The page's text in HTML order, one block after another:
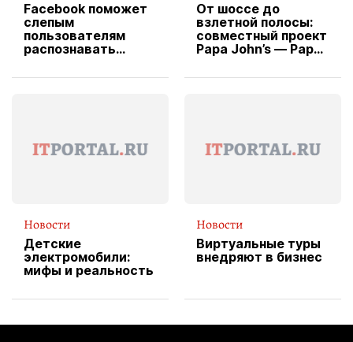
Facebook поможет
слепым
пользователям
распознавать
От шоссе до
взлетной полосы:
совместный проект
Papa John’s — Papa
вводит
Новости
Детские
электромобили:
мифы и реальность
Новости
Виртуальные туры
внедряют в бизнес